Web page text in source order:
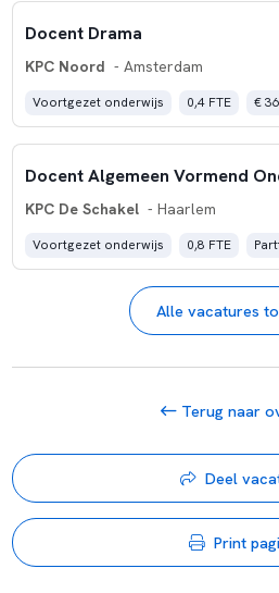
Docent Drama
KPC Noord - Amsterdam
Voortgezet onderwijs 0,4 FTE €
KPC De Schakel - Haarlem
Voortgezet onderwijs 0,8 FTE
Alle vacatures
Terug naar
Deel
Print